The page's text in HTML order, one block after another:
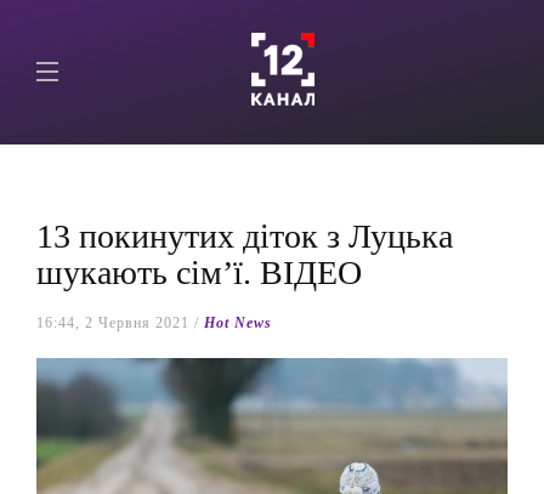
13 покинутих діток з Луцька
шукають сім’ї. ВІДЕО
16:44, 2 Червня 2021 / Hot News